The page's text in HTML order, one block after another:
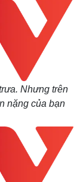
Nhưng trên
nặng của bạn